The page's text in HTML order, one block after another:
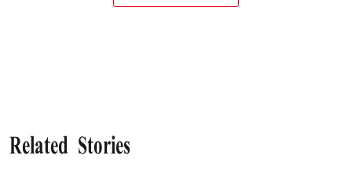
Related Stories